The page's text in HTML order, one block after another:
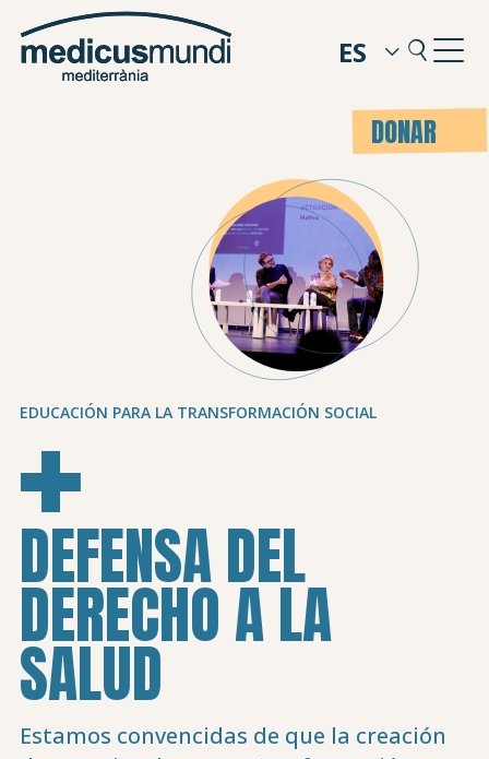
DONAR
ES
EDUCACIÓN PARA LA TRANSFORMACIÓN SOCIAL
DEFENSA DEL
DERECHO A LA
SALUD
Estamos convencidas de que la creación